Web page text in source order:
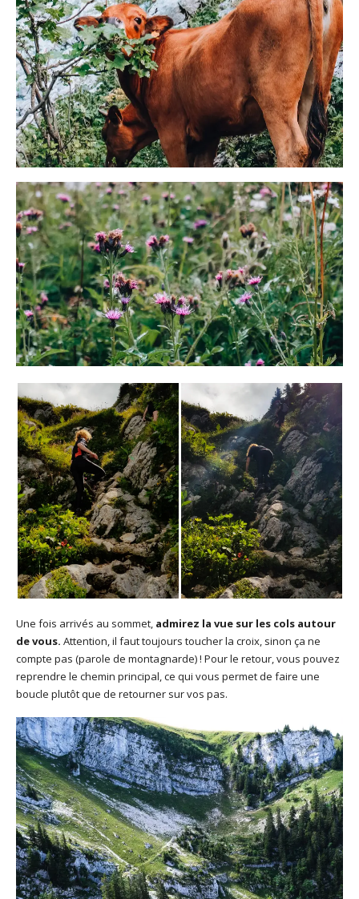
Une fois arrivés au sommet, admirez la vue sur les cols autour
de vous. Attention, il faut toujours toucher la croix, sinon ça ne
compte pas (parole de montagnarde) ! Pour le retour, vous pouvez
reprendre le chemin principal, ce qui vous permet de faire une
boucle plutôt que de retourner sur vos pas.